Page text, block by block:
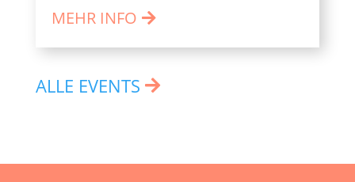
MEHR INFO
ALLE EVENTS